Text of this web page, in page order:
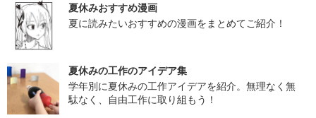
夏休みおすすめ漫画
夏に読みたいおすすめの漫画をまとめてご紹介！
夏休みの工作のアイデア集
学年別に夏休みの工作アイデアを紹介。無理なく無
駄なく、自由工作に取り組もう！